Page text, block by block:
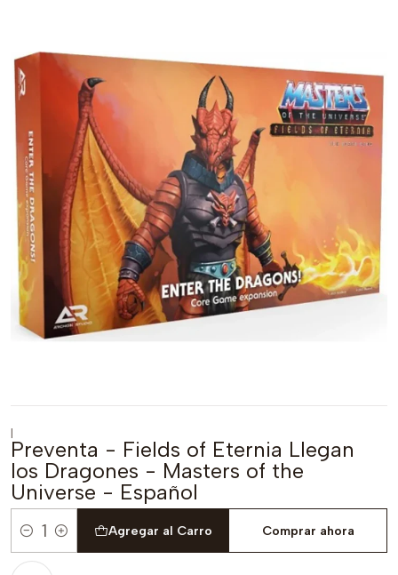
|
Preventa - Fields of Eternia Llegan
los Dragones - Masters of the
Universe - Español
Cantidad
Agregar al Carro Comprar ahora